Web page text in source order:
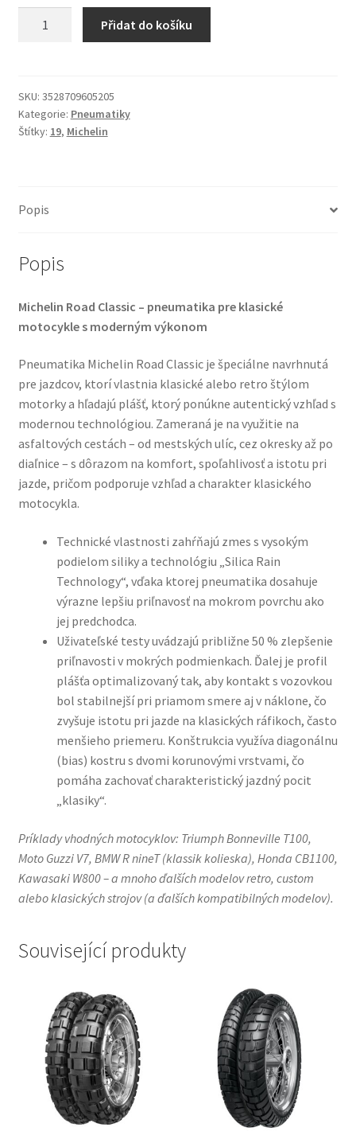
B
19
54H
Přidat do košíku
SKU: 3528709605205
Kategorie: Pneumatiky
Štítky: 19, Michelin
Popis
Popis
Michelin Road Classic – pneumatika pre klasické
motocykle s moderným výkonom
Pneumatika Michelin Road Classic je špeciálne navrhnutá
pre jazdcov, ktorí vlastnia klasické alebo retro štýlom
motorky a hľadajú plášť, ktorý ponúkne autentický vzhľad s
modernou technológiou. Zameraná je na využitie na
asfaltových cestách – od mestských ulíc, cez okresky až po
diaľnice – s dôrazom na komfort, spoľahlivosť a istotu pri
jazde, pričom podporuje vzhľad a charakter klasického
motocykla.
Technické vlastnosti zahŕňajú zmes s vysokým
podielom siliky a technológiu „Silica Rain
Technology“, vďaka ktorej pneumatika dosahuje
výrazne lepšiu priľnavosť na mokrom povrchu ako
jej predchodca.
Uživateľské testy uvádzajú približne 50 % zlepšenie
priľnavosti v mokrých podmienkach. Ďalej je profil
plášťa optimalizovaný tak, aby kontakt s vozovkou
bol stabilnejší pri priamom smere aj v náklone, čo
zvyšuje istotu pri jazde na klasických ráfikoch, často
menšieho priemeru. Konštrukcia využíva diagonálnu
(bias) kostru s dvomi korunovými vrstvami, čo
pomáha zachovať charakteristický jazdný pocit
„klasiky“.
Príklady vhodných motocyklov: Triumph Bonneville T100,
Moto Guzzi V7, BMW R nineT (klassik kolieska), Honda CB1100,
Kawasaki W800 – a mnoho ďalších modelov retro, custom
alebo klasických strojov (a ďalších kompatibilných modelov).
Související produkty